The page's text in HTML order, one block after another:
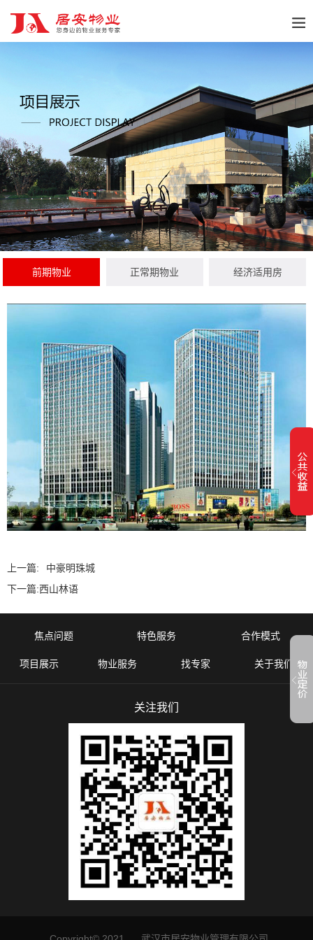
前期物业 正常期物业 经济适用房
上一篇:
中豪明珠城
下一篇:西山林语
焦点问题 特色服务 合作模式
项目展示 物业服务 找专家 关于我们
关注我们